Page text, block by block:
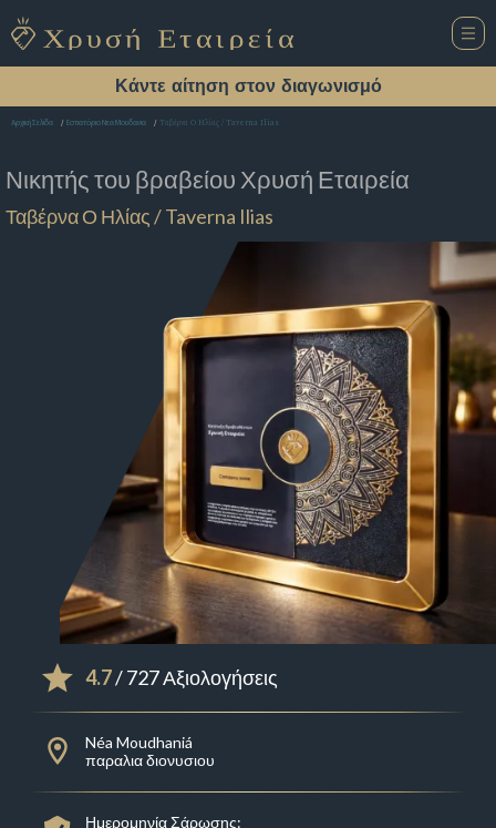
Κάντε αίτηση στον διαγωνισμό
Αρχική Σελίδα Εστιατόριο Νεα Μουδανια Ταβέρνα Ο Ηλίας / Taverna Ilias
Νικητής του βραβείου Χρυσή Εταιρεία
Ταβέρνα Ο Ηλίας / Taverna Ilias
4.7/ 727 Αξιολογήσεις
Néa Moudhaniá
παραλια διονυσιου
Ημερομηνία Σάρωσης: